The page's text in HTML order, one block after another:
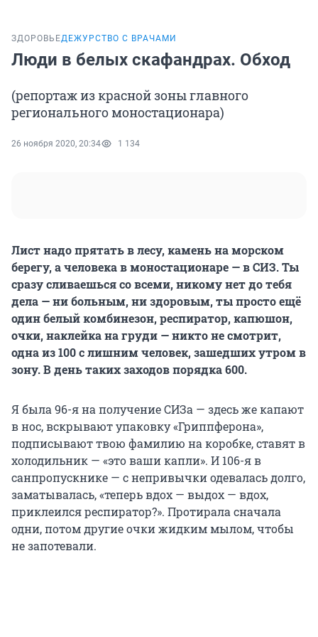
ЗДОРОВЬЕДЕЖУРСТВО С ВРАЧАМИ
Люди в белых скафандрах. Обход
(репортаж из красной зоны главного
регионального моностационара)
26 ноября 2020, 20:34 1 134
Лист надо прятать в лесу, камень на морском
берегу, а человека в моностационаре — в СИЗ. Ты
сразу сливаешься со всеми, никому нет до тебя
дела — ни больным, ни здоровым, ты просто ещё
один белый комбинезон, респиратор, капюшон,
очки, наклейка на груди — никто не смотрит,
одна из 100 с лишним человек, зашедших утром в
зону. В день таких заходов порядка 600.
Я была 96-я на получение СИЗа — здесь же капают
в нос, вскрывают упаковку «Гриппферона»,
подписывают твою фамилию на коробке, ставят в
холодильник — «это ваши капли». И 106-я в
санпропускнике — с непривычки одевалась долго,
заматывалась, «теперь вдох — выдох — вдох,
приклеился респиратор?». Протирала сначала
одни, потом другие очки жидким мылом, чтобы
не запотевали.